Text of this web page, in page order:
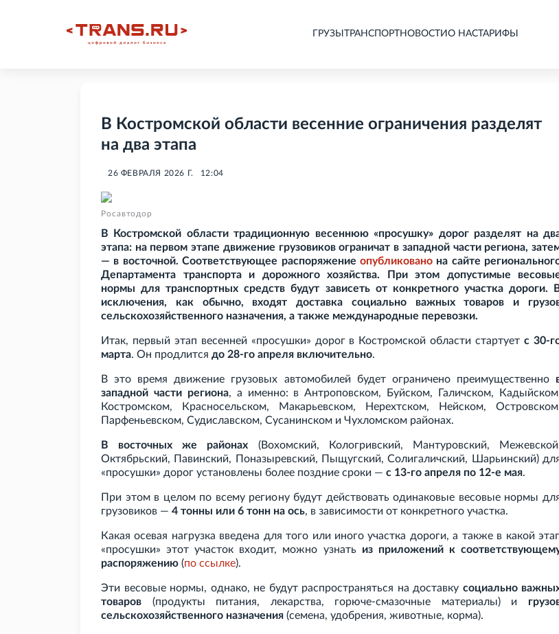
ГРУЗЫ ТРАНСПОРТНОВОСТИ О НАСТАРИФЫ
В Костромской области весенние ограничения разделят
на два этапа
26 ФЕВРАЛЯ 2026 Г. 12:04
Росавтодор
В Костромской области традиционную весеннюю «просушку» дорог разделят на
этапа: на первом этапе движение грузовиков ограничат в западной части региона,
— в восточной. Соответствующее распоряжение опубликованона сайте
Департамента транспорта и дорожного хозяйства. При этом допустимые
нормы для транспортных средств будут зависеть от конкретного участка дороги.
исключения, как обычно, входят доставка социально важных товаров и
сельскохозяйственного назначения, а также международные перевозки.
Итак, первый этап весенней «просушки» дорог в Костромской области стартуетс 30-
марта. Он продлится до 28-го апреля включительно.
В это время движение грузовых автомобилей будет ограничено преимущественно
западной части региона, а именно: в Антроповском, Буйском, Галичском,
Костромском, Красносельском, Макарьевском, Нерехтском, Нейском,
Парфеньевском, Судиславском, Сусанинском и Чухломском районах.
В восточных же районах (Вохомский, Кологривский, Мантуровский,
Октябрьский, Павинский, Поназыревский, Пыщугский, Солигаличский, Шарьинский)
«просушки» дорог установлены более поздние сроки — с 13-го апреля по 12-е мая.
При этом в целом по всему региону будут действовать одинаковые весовые нормы
грузовиков — 4 тонны или 6 тонн на ось, в зависимости от конкретного участка.
Какая осевая нагрузка введена для того или иного участка дороги, а также в какой
«просушки» этот участок входит, можно узнать из приложений к
распоряжению (по ссылке).
Эти весовые нормы, однако, не будут распространяться на доставку социально
товаров (продукты питания, лекарства, горюче-смазочные материалы) и
сельскохозяйственного назначения (семена, удобрения, животные, корма).